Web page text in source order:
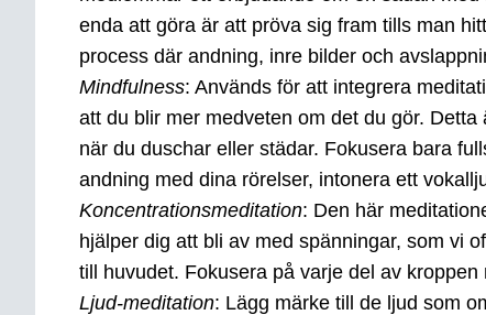
enda att göra är att pröva sig fram tills man
process där andning, inre bilder och
Mindfulness: Används för att integrera
att du blir mer medveten om det du gör.
när du duschar eller städar. Fokusera bara
andning med dina rörelser, intonera ett
Koncentrationsmeditation: Den här
hjälper dig att bli av med spänningar, som vi
till huvudet. Fokusera på varje del av
Ljud-meditation: Lägg märke till de ljud som